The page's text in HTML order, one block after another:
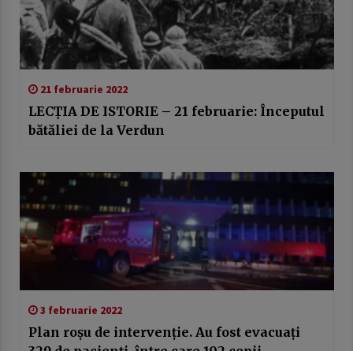
21 februarie 2022
LECȚIA DE ISTORIE – 21 februarie: Începutul
bătăliei de la Verdun
3 februarie 2022
Plan roşu de intervenţie. Au fost evacuaţi